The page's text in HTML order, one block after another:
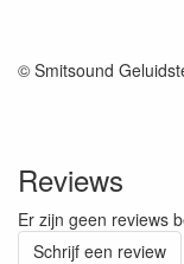
© Smitsound
Reviews
Er zijn geen reviews
Schrijf een review